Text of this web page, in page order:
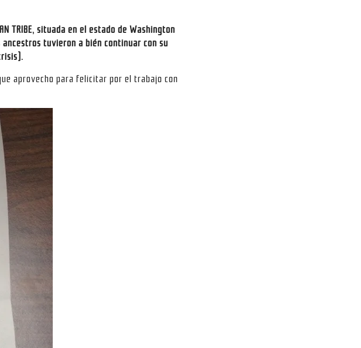
TRIBE, situada en el estado de Washington
ancestros tuvieron a bién continuar con su
aprovecho para felicitar por el trabajo con